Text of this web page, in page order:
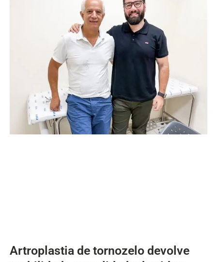
Artroplastia de tornozelo devolve